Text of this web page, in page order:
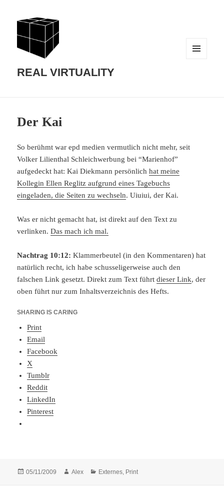
REAL VIRTUALITY
Der Kai
So berühmt war epd medien vermutlich nicht mehr, seit
Volker Lilienthal Schleichwerbung bei “Marienhof”
aufgedeckt hat: Kai Diekmann persönlichhat meine
Kollegin Ellen Reglitz aufgrund eines Tagebuchs
eingeladen, die Seiten zu wechseln. Uiuiui, der Kai.
Was er nicht gemacht hat, ist direkt auf den Text zu
verlinken.Das mach ich mal.
Nachtrag 10:12: Klammerbeutel (in den Kommentaren) hat
natürlich recht, ich habe schusseligerweise auch den
falschen Link gesetzt. Direkt zum Text führtdieser Link, der
oben führt nur zum Inhaltsverzeichnis des Hefts.
SHARING IS CARING
Print
Email
Facebook
X
Tumblr
Reddit
LinkedIn
Pinterest
Posted
05/11/2009 Author
Alex Categories
Externes, Print